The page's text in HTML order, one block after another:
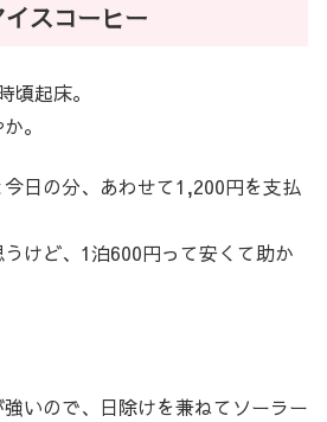
スコーヒー
頃起床。
。
日の分、あわせて1,200円を支払
けど、1泊600円って安くて助か
いので、日除けを兼ねてソーラー